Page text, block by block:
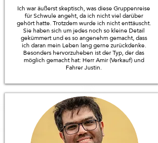
Ich war äußerst skeptisch, was diese Gruppenreise
für Schwule angeht, da ich nicht viel darüber
gehört hatte. Trotzdem wurde ich nicht enttäuscht.
Sie haben sich um jedes noch so kleine Detail
gekümmert und es so angenehm gemacht, dass
ich daran mein Leben lang gerne zurückdenke.
Besonders hervorzuheben ist der Typ, der das
möglich gemacht hat: Herr Amir (Verkauf) und
Fahrer Justin.